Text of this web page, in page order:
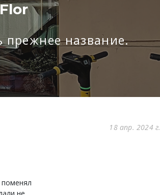
прежнее название.
18 апр. 2024 г.